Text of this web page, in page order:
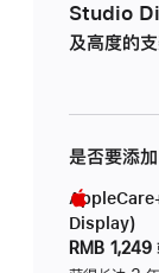
Studio
及高度的
是否要添
Display)
RMB 1,249